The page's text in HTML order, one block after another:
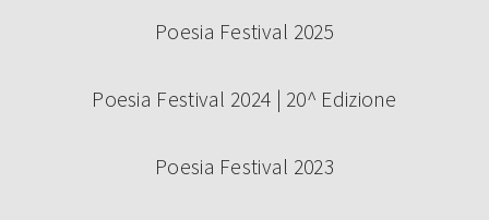
Poesia Festival 2025
Poesia Festival 2024 | 20^ Edizione
Poesia Festival 2023